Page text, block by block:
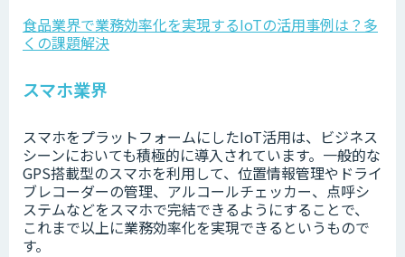
食品業界で業務効率化を実現するIoTの活用事例は？多
くの課題解決
スマホ業界
スマホをプラットフォームにしたIoT活用は、ビジネス
シーンにおいても積極的に導入されています。一般的な
GPS搭載型のスマホを利用して、位置情報管理やドライ
ブレコーダーの管理、アルコールチェッカー、点呼シ
ステムなどをスマホで完結できるようにすることで、
これまで以上に業務効率化を実現できるというもので
す。